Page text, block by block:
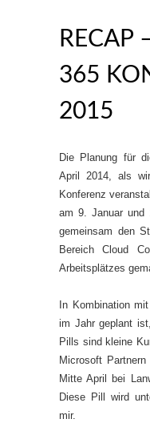
RECAP
365
2015
Die Planung für
April 2014, als
Konferenz
am 9. Januar und
gemeinsam den
Bereich Cloud
Arbeitsplätzes
In Kombination
im Jahr geplant
Pills sind kleine
Microsoft
Mitte April bei
Diese Pill wird
mir.